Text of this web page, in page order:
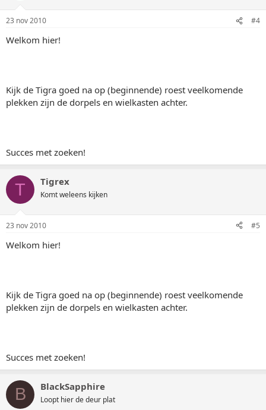
23 nov 2010 #4
Welkom hier!
Kijk de Tigra goed na op (beginnende) roest veelkomende
plekken zijn de dorpels en wielkasten achter.
Succes met zoeken!
T Tigrex
Komt weleens kijken
23 nov 2010 #5
Welkom hier!
Kijk de Tigra goed na op (beginnende) roest veelkomende
plekken zijn de dorpels en wielkasten achter.
Succes met zoeken!
B BlackSapphire
Loopt hier de deur plat